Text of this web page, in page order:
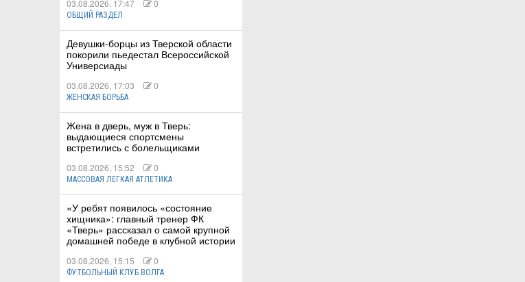
03.08.2026, 17:47 0
ОБЩИЙ РАЗДЕЛ
Девушки-борцы из Тверской области
покорили пьедестал Всероссийской
Универсиады
03.08.2026, 17:03 0
ЖЕНСКАЯ БОРЬБА
Жена в дверь, муж в Тверь:
выдающиеся спортсмены
встретились с болельщиками
03.08.2026, 15:52 0
МАССОВАЯ ЛЕГКАЯ АТЛЕТИКА
«У ребят появилось «состояние
хищника»: главный тренер ФК
«Тверь» рассказал о самой крупной
домашней победе в клубной истории
03.08.2026, 15:15 0
ФУТБОЛЬНЫЙ КЛУБ ВОЛГА